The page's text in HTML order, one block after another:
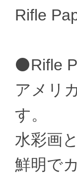
Rifle
⚫Rifle
アメリ
す。
水彩画
鮮明で